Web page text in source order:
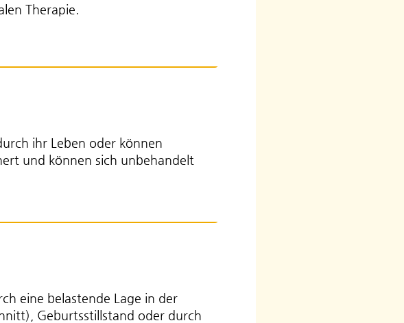
Therapie.
ihr Leben oder können
und können sich unbehandelt
eine belastende Lage in der
Geburtsstillstand oder durch